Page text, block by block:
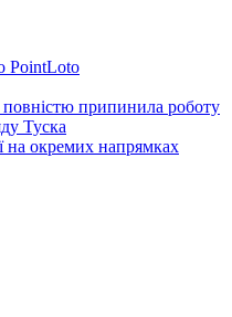
PointLoto
припинила роботу
Туска
на окремих напрямках